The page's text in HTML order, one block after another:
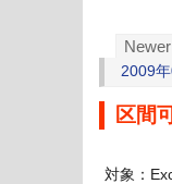
Newer
2009
区間
対象：